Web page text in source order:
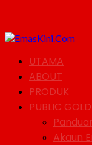
UTAMA
ABOUT
PRODUK
PUBLIC GOLD
Akaun